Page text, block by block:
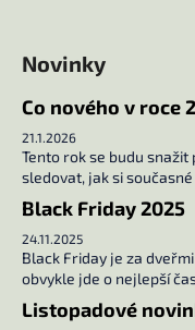
Novinky
Co nového v roce
21.1.2026
Tento rok se budu
sledovat, jak si současné
Black Friday 2025
24.11.2025
Black Friday je za
obvykle jde o nejlepší
Listopadové